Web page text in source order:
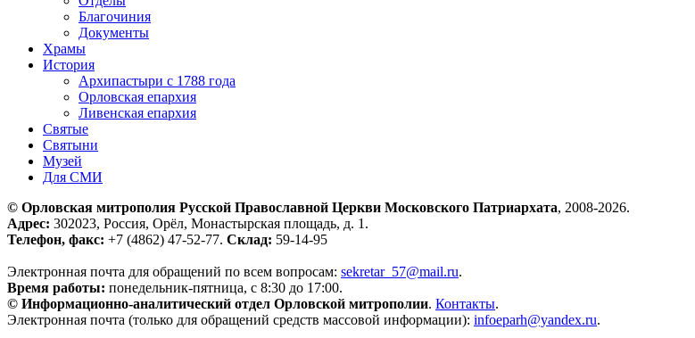
Благочиния
Документы
Храмы
История
Архипастыри с 1788 года
Орловская епархия
Ливенская епархия
Святые
Святыни
Музей
Для СМИ
© Орловская митрополия Русской Православной Церкви Московского Патриархата, 2008-2026.
Адрес: 302023, Россия, Орёл, Монастырская площадь, д. 1.
Телефон, факс: +7 (4862) 47-52-77. Склад: 59-14-95
Электронная почта для обращений по всем вопросам: sekretar_57@mail.ru.
Время работы: понедельник-пятница, с 8:30 до 17:00.
© Информационно-аналитический отдел Орловской митрополии. Контакты.
Электронная почта (только для обращений средств массовой информации): infoeparh@yandex.ru.